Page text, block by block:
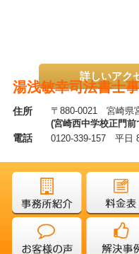
湯浅敏幸司法書士
住所
〒880-0021 宮崎県
(宮崎西中学校正門前
電話 0120-339-157 平日
詳しいアク